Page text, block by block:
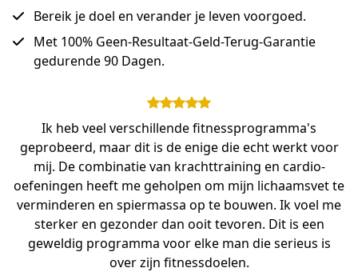
Bereik je doel en verander je leven voorgoed.
Met 100% Geen-Resultaat-Geld-Terug-Garantie
gedurende 90 Dagen.
Ik heb veel verschillende fitnessprogramma's
geprobeerd, maar dit is de enige die echt werkt voor
mij. De combinatie van krachttraining en cardio-
oefeningen heeft me geholpen om mijn lichaamsvet te
verminderen en spiermassa op te bouwen. Ik voel me
sterker en gezonder dan ooit tevoren. Dit is een
geweldig programma voor elke man die serieus is
over zijn fitnessdoelen.